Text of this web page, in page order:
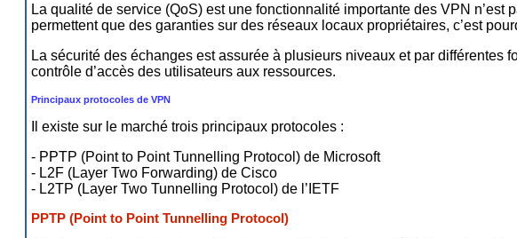
La qualité de service (QoS) est une fonctionnalité importante des VPN
permettent que des garanties sur des réseaux locaux propriétaires, c’est
La sécurité des échanges est assurée à plusieurs niveaux et par
contrôle d’accès des utilisateurs aux ressources.
Principaux protocoles de VPN
Il existe sur le marché trois principaux protocoles :
- PPTP (Point to Point Tunnelling Protocol) de Microsoft
- L2F (Layer Two Forwarding) de Cisco
- L2TP (Layer Two Tunnelling Protocol) de l’IETF
PPTP (Point to Point Tunnelling Protocol)